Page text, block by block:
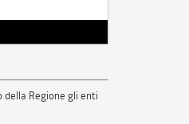
della Regione gli enti